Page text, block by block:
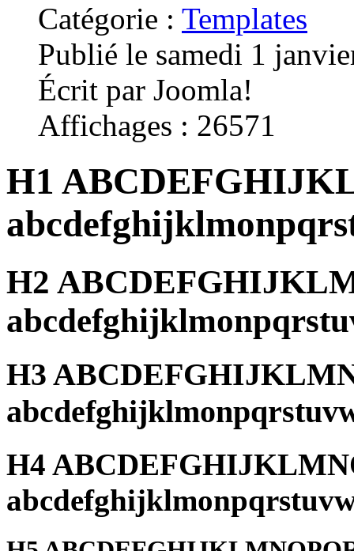
Catégorie : Templates
Publié le samedi 1
Écrit par Joomla!
Affichages : 26571
H1
H2
H3
H4